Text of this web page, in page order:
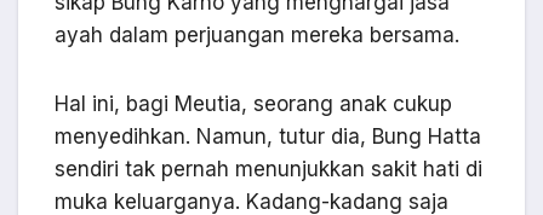
ayah dalam perjuangan mereka bersama.
Hal ini, bagi Meutia, seorang anak cukup
menyedihkan. Namun, tutur dia, Bung Hatta
sendiri tak pernah menunjukkan sakit hati di
muka keluarganya. Kadang-kadang saja